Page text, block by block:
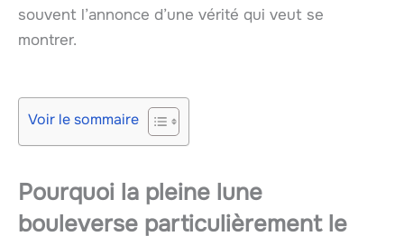
souvent l’annonce d’une vérité qui veut se
montrer.
Voir le sommaire
Pourquoi la pleine lune
bouleverse particulièrement le